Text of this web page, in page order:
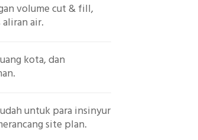
volume cut & fill,
aliran air.
kota, dan
untuk para insinyur
site plan.